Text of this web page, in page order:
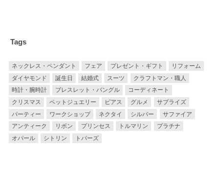
Tags
ネックレス・ペンダント フェア プレゼント・ギフト
リフォーム
ダイヤモンド
誕生日 結婚式 スーツ
クラフトマン・職人
時計・腕時計
ブレスレット・バングル
コーディネート
クリスマス
ペットジュエリー ピアス グルメ
サプライズ
パーティー
ワークショップ ネクタイ シルバー
サファイア
アンティーク
リボン プリンセス トルマリン
プラチナ
オパール
シトリン トパーズ